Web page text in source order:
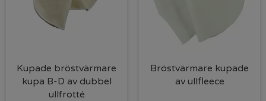
Kupade bröstvärmare
kupa B-D av dubbel
ullfrotté
Bröstvärmare kupade
av ullfleece